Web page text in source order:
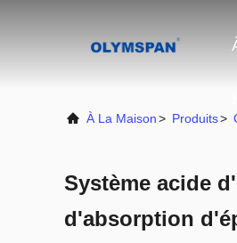
À La Maison> Produits>
Système acide
d'absorption